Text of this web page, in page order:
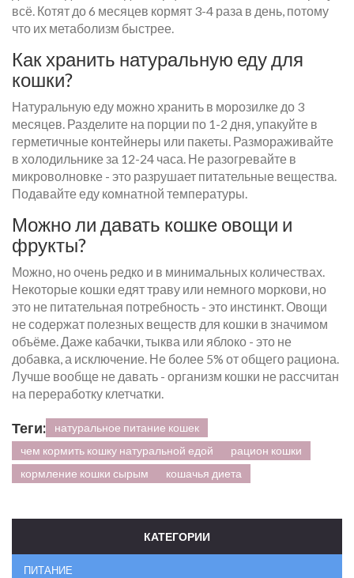
всё. Котят до 6 месяцев кормят 3-4 раза в день, потому
что их метаболизм быстрее.
Как хранить натуральную еду для
кошки?
Натуральную еду можно хранить в морозилке до 3
месяцев. Разделите на порции по 1-2 дня, упакуйте в
герметичные контейнеры или пакеты. Размораживайте
в холодильнике за 12-24 часа. Не разогревайте в
микроволновке - это разрушает питательные вещества.
Подавайте еду комнатной температуры.
Можно ли давать кошке овощи и
фрукты?
Можно, но очень редко и в минимальных количествах.
Некоторые кошки едят траву или немного моркови, но
это не питательная потребность - это инстинкт. Овощи
не содержат полезных веществ для кошки в значимом
объёме. Даже кабачки, тыква или яблоко - это не
добавка, а исключение. Не более 5% от общего рациона.
Лучше вообще не давать - организм кошки не рассчитан
на переработку клетчатки.
Теги:
натуральное питание кошек
чем кормить кошку натуральной едой
рацион кошки
кормление кошки сырым
кошачья диета
КАТЕГОРИИ
ПИТАНИЕ